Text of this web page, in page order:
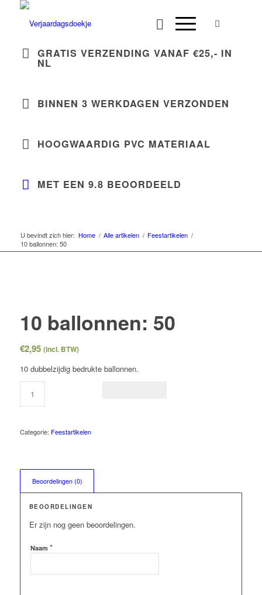
GRATIS VERZENDING VANAF €25,- IN
NL
BINNEN 3 WERKDAGEN VERZONDEN
HOOGWAARDIG PVC MATERIAAL
MET EEN 9.8 BEOORDEELD
U bevindt zich hier: Home / Alle artikelen / Feestartikelen /
10 ballonnen: 50
10 ballonnen: 50
€2,95 (incl. BTW)
10 dubbelzijdig bedrukte ballonnen.
Categorie: Feestartikelen
Beoordelingen (0)
BEOORDELINGEN
Er zijn nog geen beoordelingen.
Naam *